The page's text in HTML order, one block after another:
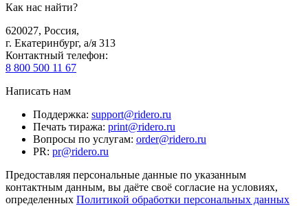
Как нас найти?
620027, Россия,
г. Екатеринбург, а/я 313
Контактный телефон:
8 800 500 11 67
Написать нам
Поддержка: support@ridero.ru
Печать тиража: print@ridero.ru
Вопросы по услугам: order@ridero.ru
PR: pr@ridero.ru
Предоставляя персональные данные по указанным
контактным данным, вы даёте своё согласие на условиях,
определенных Политикой обработки персональных данных